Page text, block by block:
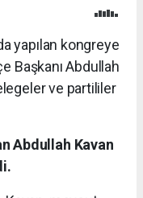
yapılan kongreye
Başkanı Abdullah
ve partililer
Abdullah Kavan